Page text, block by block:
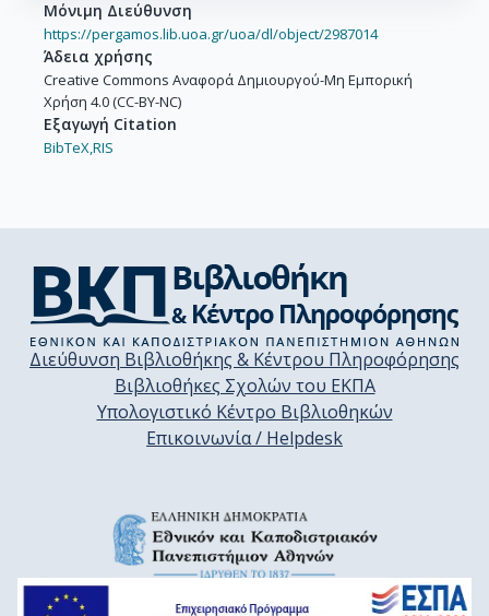
Μόνιμη Διεύθυνση
https://pergamos.lib.uoa.gr/uoa/dl/object/2987014
Άδεια χρήσης
Creative Commons Αναφορά Δημιουργού-Μη Εμπορική
Χρήση 4.0 (CC-BY-NC)
Εξαγωγή Citation
BibTeX,RIS
Διεύθυνση Βιβλιοθήκης & Κέντρου Πληροφόρησης
Βιβλιοθήκες Σχολών του ΕΚΠΑ
Υπολογιστικό Κέντρο Βιβλιοθηκών
Επικοινωνία / Helpdesk